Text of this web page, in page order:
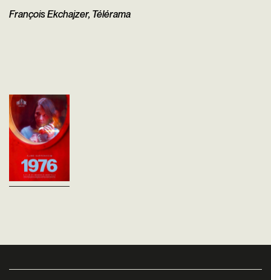
François Ekchajzer, Télérama
vost - 95'
Chili, 1976. Trois ans après le
coup d’État de Pinochet,
Carmen part superviser la
rénovation de la maison
familiale en bord de mer. Son